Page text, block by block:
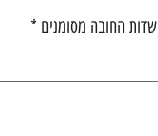
שדות החובה מסומנים *